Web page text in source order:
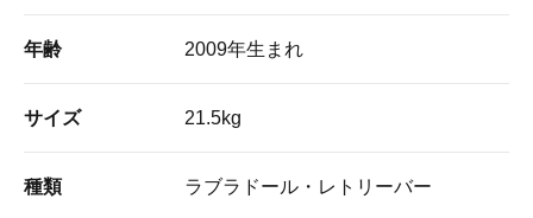
年齢 2009年生まれ
サイズ 21.5kg
種類 ラブラドール・レトリーバー